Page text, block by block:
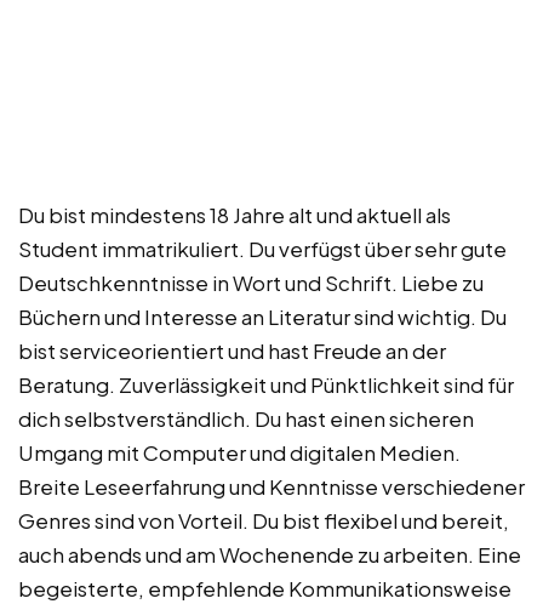
Du bist mindestens 18 Jahre alt und aktuell als
Student immatrikuliert. Du verfügst über sehr gute
Deutschkenntnisse in Wort und Schrift. Liebe zu
Büchern und Interesse an Literatur sind wichtig. Du
bist serviceorientiert und hast Freude an der
Beratung. Zuverlässigkeit und Pünktlichkeit sind für
dich selbstverständlich. Du hast einen sicheren
Umgang mit Computer und digitalen Medien.
Breite Leseerfahrung und Kenntnisse verschiedener
Genres sind von Vorteil. Du bist flexibel und bereit,
auch abends und am Wochenende zu arbeiten. Eine
begeisterte, empfehlende Kommunikationsweise